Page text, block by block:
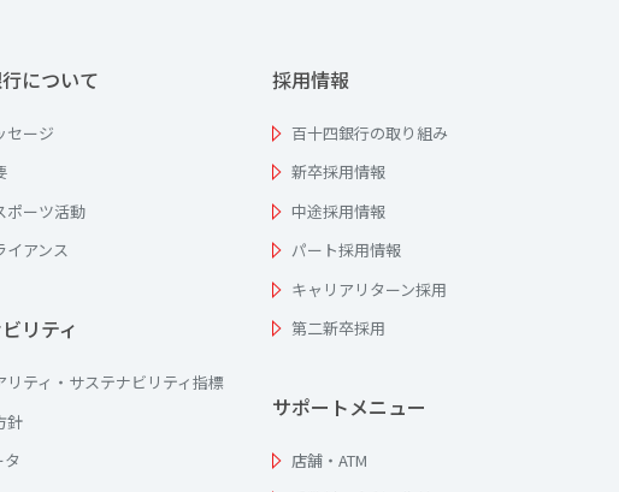
について
セージ
ポーツ活動
イアンス
リティ
リティ・サステナビリティ指標
針
採用情報
百十四銀行の取り組み
新卒採用情報
中途採用情報
パート採用情報
キャリアリターン採用
第二新卒採用
サポートメニュー
店舗・ATM